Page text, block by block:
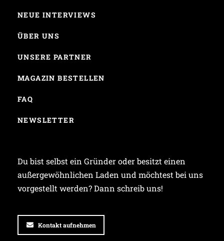
NEUE INTERVIEWS
ÜBER UNS
UNSERE PARTNER
MAGAZIN BESTELLEN
FAQ
NEWSLETTER
Du bist selbst ein Gründer oder besitzt einen
außergewöhnlichen Laden und möchtest bei uns
vorgestellt werden? Dann schreib uns!
Kontakt aufnehmen